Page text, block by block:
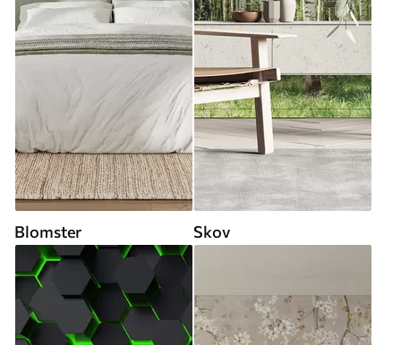
Blomster Skov